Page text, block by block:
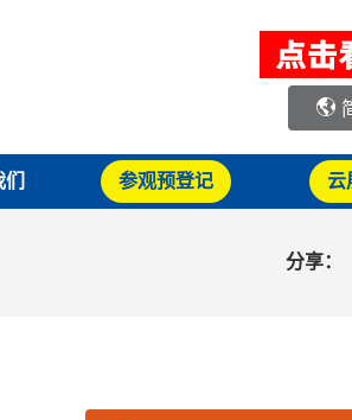
参观预登记 云
分享：